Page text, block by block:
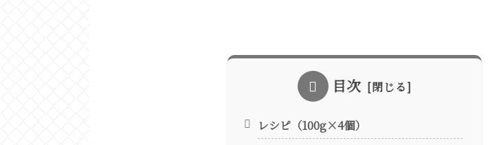
目次
レシピ（100g×4個）